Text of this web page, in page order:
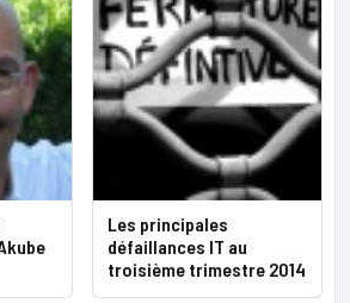
Les principales
défaillances IT au
troisième trimestre 2014